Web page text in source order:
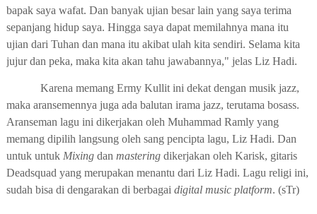
bapak saya wafat. Dan banyak ujian besar lain yang saya terima
sepanjang hidup saya. Hingga saya dapat memilahnya mana itu
ujian dari Tuhan dan mana itu akibat ulah kita sendiri. Selama kita
jujur dan peka, maka kita akan tahu jawabannya," jelas Liz Hadi.
Karena memang Ermy Kullit ini dekat dengan musik jazz,
maka aransemennya juga ada balutan irama jazz, terutama bosass.
Aranseman lagu ini dikerjakan oleh Muhammad Ramlyyang
memang dipilih langsung oleh sang pencipta lagu, Liz Hadi. Dan
untuk untuk Mixingdan masteringdikerjakan oleh Karisk, gitaris
Deadsquad yang merupakan menantu dari Liz Hadi. Lagu religi ini,
sudah bisa di dengarakan di berbagai digital music platform. (sTr)